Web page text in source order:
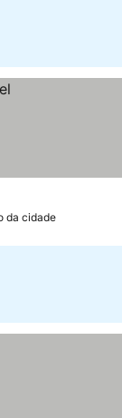
da cidade